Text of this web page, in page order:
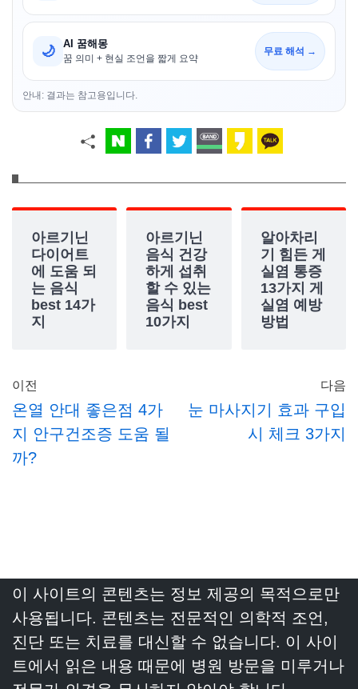
🌙 AI 꿈해몽
꿈 의미 + 현실 조언을 짧게 요약
무료 해석 →
안내: 결과는 참고용입니다.
아르기닌
다이어트
에 도움 되
는 음식
best 14가
지
아르기닌
음식 건강
하게 섭취
할 수 있는
음식 best
10가지
알아차리
기 힘든 게
실염 통증
13가지 게
실염 예방
방법
이전
온열 안대 좋은점 4가
지 안구건조증 도움 될
까?
다음
눈 마사지기 효과 구입
시 체크 3가지
이 사이트의 콘텐츠는 정보 제공의 목적으로만
사용됩니다. 콘텐츠는 전문적인 의학적 조언,
진단 또는 치료를 대신할 수 없습니다. 이 사이
트에서 읽은 내용 때문에 병원 방문을 미루거나